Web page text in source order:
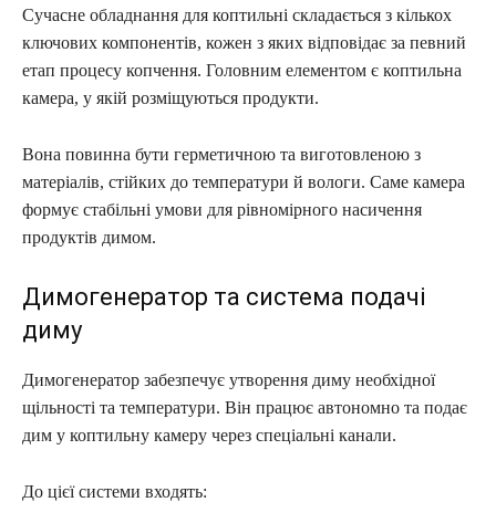
Сучасне обладнання для коптильні складається з кількох
ключових компонентів, кожен з яких відповідає за певний
етап процесу копчення. Головним елементом є коптильна
камера, у якій розміщуються продукти.
Вона повинна бути герметичною та виготовленою з
матеріалів, стійких до температури й вологи. Саме камера
формує стабільні умови для рівномірного насичення
продуктів димом.
Димогенератор та система подачі
диму
Димогенератор забезпечує утворення диму необхідної
щільності та температури. Він працює автономно та подає
дим у коптильну камеру через спеціальні канали.
До цієї системи входять: